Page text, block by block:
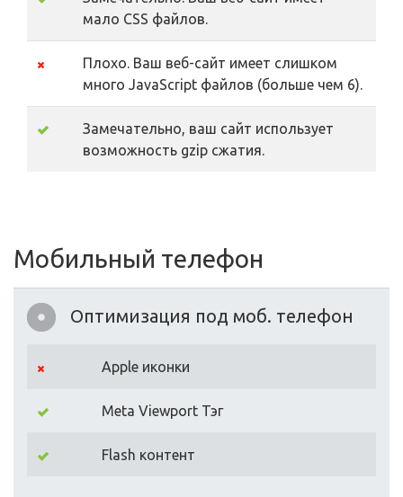
мало CSS файлов.
Плохо. Ваш веб-сайт имеет слишком
много JavaScript файлов (больше чем 6).
Замечательно, ваш сайт использует
возможность gzip сжатия.
Мобильный телефон
Оптимизация под моб. телефон
Apple иконки
Meta Viewport Тэг
Flash контент